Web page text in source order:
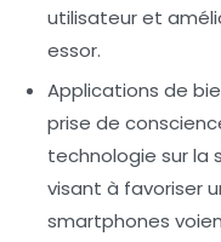
utilisateur et
essor.
Applications de
prise de
technologie sur la
visant à favoriser
smartphones